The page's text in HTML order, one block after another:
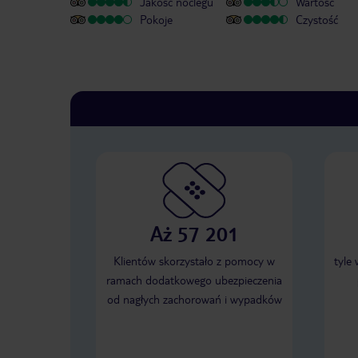
Pokoje
Czystość
Aż 57 201
Klientów skorzystało z pomocy w
ramach dodatkowego ubezpieczenia
od nagłych zachorowań i wypadków
tyle